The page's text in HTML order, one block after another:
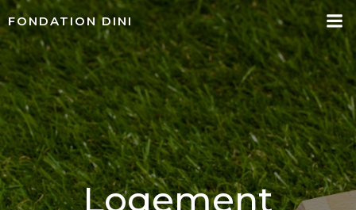
Aller
au
contenu
FONDATION DINI
Logement